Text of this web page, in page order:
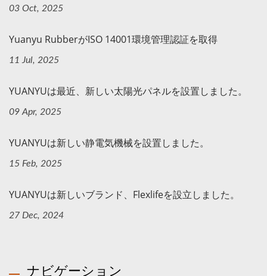
03 Oct, 2025
Yuanyu RubberがISO 14001環境管理認証を取得
11 Jul, 2025
YUANYUは最近、新しい太陽光パネルを設置しました。
09 Apr, 2025
YUANYUは新しい静電気機械を設置しました。
15 Feb, 2025
YUANYUは新しいブランド、Flexlifeを設立しました。
27 Dec, 2024
ナビゲーション